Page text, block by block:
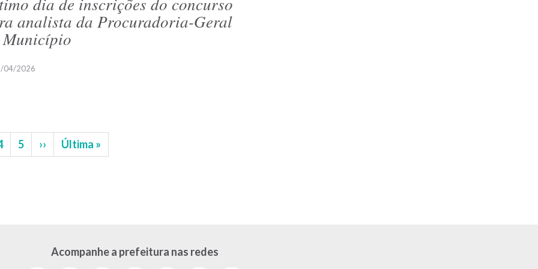
analista da Procuradoria-Geral
04/2026
Página
5
Próxima
página
››
Última
página
Última »
Acompanhe a prefeitura nas redes